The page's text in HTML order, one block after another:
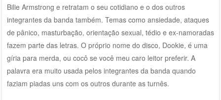
Bilie Armstrong e retratam o seu cotidiano e o dos outros
integrantes da banda também. Temas como ansiedade, ataques
de pânico, masturbação, orientação sexual, tédio e ex-namoradas
fazem parte das letras. O próprio nome do disco, Dookie, é uma
gíria para merda, ou cocô se você meu caro leitor preferir. A
palavra era muito usada pelos integrantes da banda quando
faziam piadas uns com os outros durante as turnês.